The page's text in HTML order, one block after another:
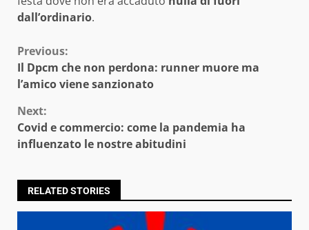
dall’ordinario.
Continue
Reading
Previous:
Il Dpcm che non perdona: runner muore ma
l’amico viene sanzionato
Next:
Covid e commercio: come la pandemia ha
influenzato le nostre abitudini
RELATED STORIES